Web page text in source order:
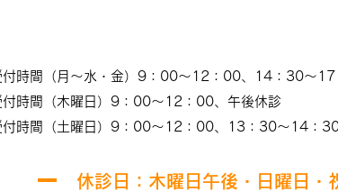
時間（月～水・金）9：00～12：00、14：30～
時間（木曜日）9：00～12：00、午後休診
時間（土曜日）9：00～12：00、13：30～14：
休診日：木曜日午後・日曜日・